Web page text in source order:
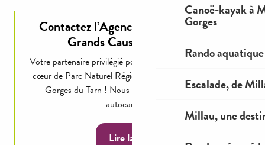
Canoë-kayak à
Gorges
Rando
Escalade, de
Millau, une
Contactez l’Agence Réceptive Millau
Grands Causses Tourisme
Votre partenaire privilégié pour découvrir un territoire en
cœur de Parc Naturel Régional des Grands Causses et
Gorges du Tarn ! Nous accompagnons groupes,
autocaristes,...
Lire la suite